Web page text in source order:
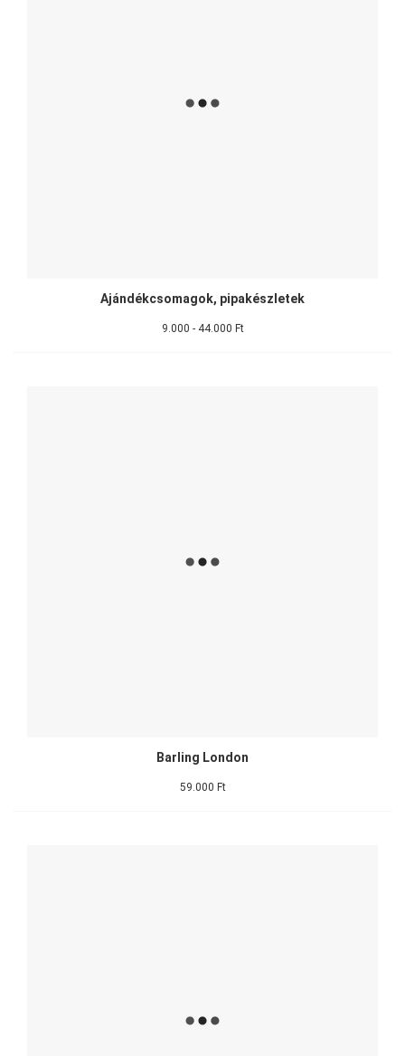
Ajándékcsomagok, pipakészletek
9.000 - 44.000 Ft
Barling London
59.000 Ft